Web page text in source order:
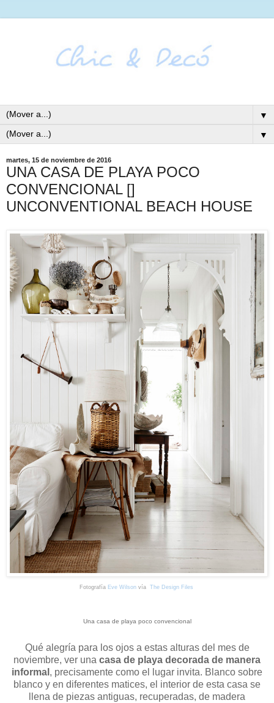
▼
▼
martes, 15 de noviembre de 2016
UNA CASA DE PLAYA POCO
CONVENCIONAL []
UNCONVENTIONAL BEACH HOUSE
Fotografía Eve Wilson vía The Design Files
Una casa de playa poco convencional
Qué alegría para los ojos a estas alturas del mes de
noviembre, ver una casa de playa decorada de manera
informal , precisamente como el lugar invita. Blanco sobre
blanco y en diferentes matices, el interior de esta casa se
llena de piezas antiguas, recuperadas, de madera